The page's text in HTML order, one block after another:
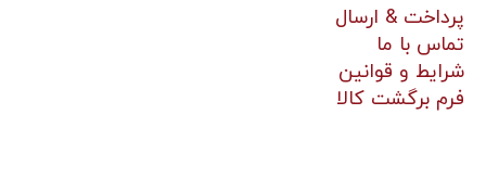
پرداخت & ارسال
تماس با ما
شرایط و قوانین
فرم برگشت کالا